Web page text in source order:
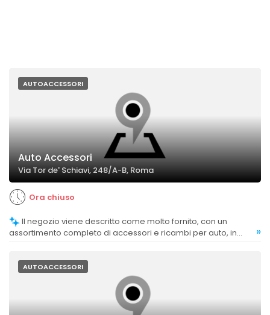
AUTOACCESSORI
Auto Accessori
Via Tor de' Schiavi, 248/A-B, Roma
Ora chiuso
assortimento completo di accessori e ricambi per auto, in
»
AUTOACCESSORI